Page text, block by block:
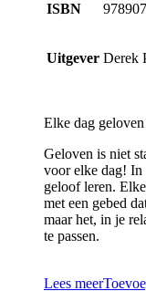
ISBN
Uitgever Derek
Elke dag geloven
Geloven is niet
voor elke dag! In
geloof leren.
met een gebed
maar het, in je
te passen.
Lees meer